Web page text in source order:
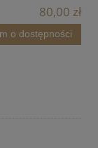
80,00 zł
o dostępności